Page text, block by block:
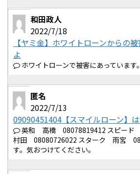
和田政人
2022/7/18
【ヤミ金】ホワイトローンからの
よ
ホワイトローンで被害にあっています
匿名
2022/7/13
09090451404【スマイルローン】
英和 高橋 08078819412 スピー
村田 08080726022 スターク 雨宮
す。気おつけてください。